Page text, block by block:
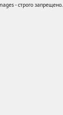
- строго запрещено.